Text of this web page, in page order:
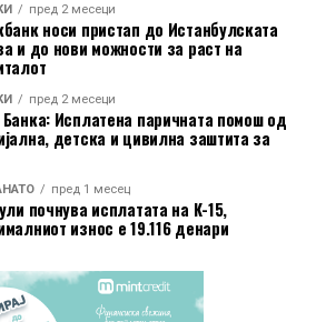
банкарство, бесплатно СМС
и можност за повлекување
од сите банкомати во земјата.
Mastercard World Debit е
кои бараат дополнителни
но и поедноставно секојдневно
пред 2 месеци
носи пристап до Истанбулската
и до нови можности за раст на
пред 2 месеци
Исплатена паричната помош од
детска и цивилна заштита за
пред 1 месец
почнува исплатата на К-15,
износ е 19.116 денари